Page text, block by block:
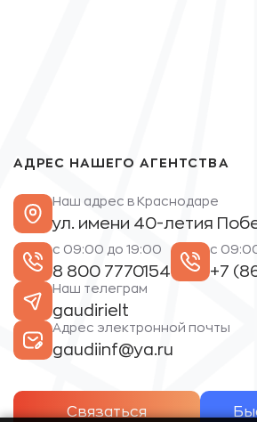
АДРЕС НАШЕГО АГЕНТСТВА
Наш адрес в Краснодаре
ул. имени 40-летия
с 09:00 до 19:00
8 800 7770154
с
+7
Наш телеграм
gaudirielt
Адрес электронной почты
gaudiinf@ya.ru
Связаться